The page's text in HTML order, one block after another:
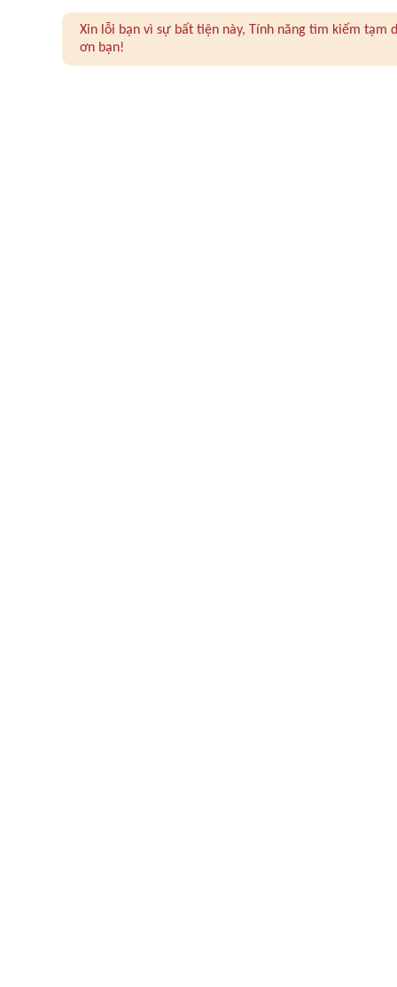
Xin lỗi bạn vì sự bất tiện này, Tính năng tìm kiếm
ơn bạn!